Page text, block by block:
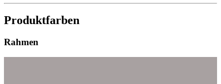
Produktfarben
Rahmen